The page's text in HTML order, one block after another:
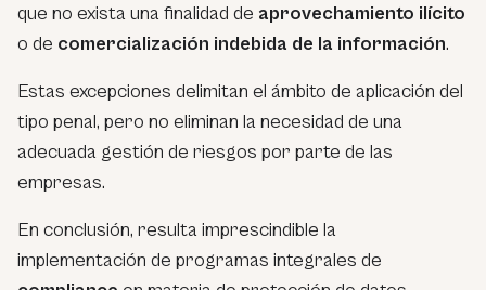
que no exista una finalidad de aprovechamiento ilícito
o de comercialización indebida de la información.
Estas excepciones delimitan el ámbito de aplicación del
tipo penal, pero no eliminan la necesidad de una
adecuada gestión de riesgos por parte de las
empresas.
En conclusión, resulta imprescindible la
implementación de programas integrales de